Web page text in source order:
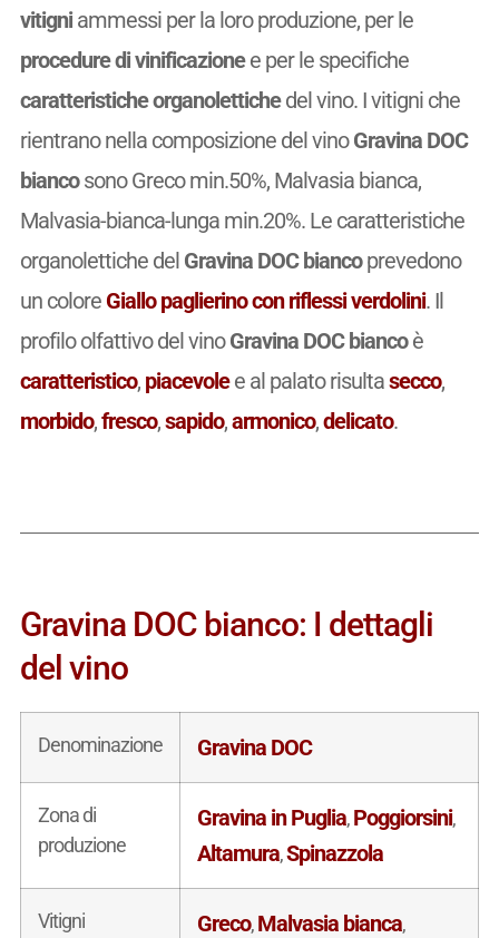
vitigniammessi per la loro produzione, per le
procedure di vinificazionee per le specifiche
caratteristiche organolettichedel vino. I vitigni che
rientrano nella composizione del vinoGravina DOC
biancosono Greco min.50%, Malvasia bianca,
Malvasia-bianca-lunga min.20%. Le caratteristiche
organolettiche delGravina DOC biancoprevedono
un colore Giallo paglierino con riflessi verdolini. Il
profilo olfattivo del vinoGravina DOC biancoè
caratteristico, piacevolee al palato risultasecco,
morbido,fresco,sapido,armonico,delicato.
Gravina DOC bianco: I dettagli
del vino
Denominazione Gravina DOC
Zona di
produzione
Gravina in Puglia,Poggiorsini,
Altamura,Spinazzola
Vitigni Greco,Malvasia bianca,